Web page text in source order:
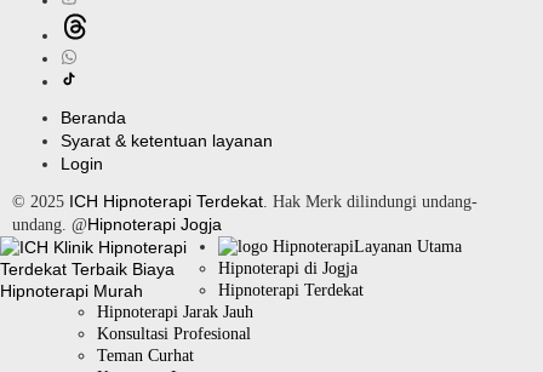
Beranda
Syarat & ketentuan layanan
Login
© 2025 ICH Hipnoterapi Terdekat . Hak Merk dilindungi undang-
undang. @Hipnoterapi Jogja
Layanan Utama
Hipnoterapi di Jogja
Hipnoterapi Terdekat
Hipnoterapi Jarak Jauh
Konsultasi Profesional
Teman Curhat